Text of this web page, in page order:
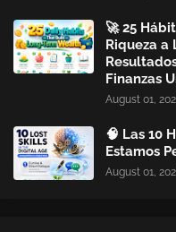
🚀 25
Riqueza a
Finanzas
August 01,
🧠 Las 10
Estamos
August 01,